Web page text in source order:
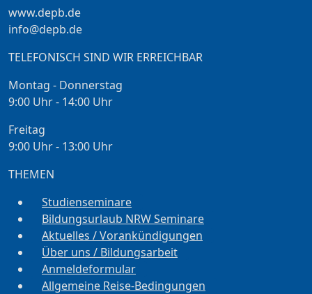
www.depb.de
info@depb.de
TELEFONISCH SIND WIR ERREICHBAR
Montag - Donnerstag
9:00 Uhr - 14:00 Uhr
Freitag
9:00 Uhr - 13:00 Uhr
THEMEN
Studienseminare
Bildungsurlaub NRW Seminare
Aktuelles / Vorankündigungen
Über uns / Bildungsarbeit
Anmeldeformular
Allgemeine Reise-Bedingungen